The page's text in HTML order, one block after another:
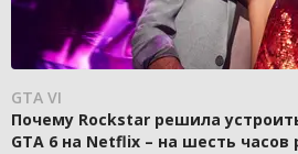
GTA VI
Почему Rockstar решила
GTA 6 на Netflix – на шесть часов